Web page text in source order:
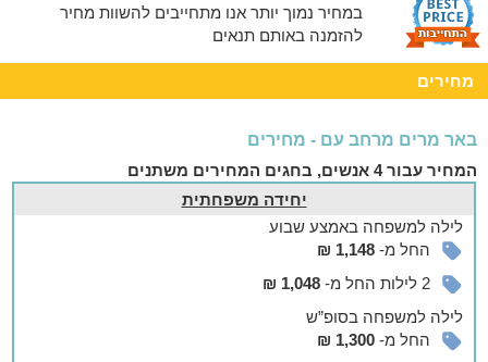
יחידה זוגית מתאימה לזוג+ תינוק:
חדר שינה עם מיטה יהודית שתי שידות, ארון ושולחן
חדר רחצה עם מגבות ותחליבי רחצה
מטבחון: פינת קפה, מיקרוגל, קומקום חשמלי,כלי אוכל פלטה
מחכה לכם מתחם חוץ משותף וקסום! עם שולחן אוכל גדול, ערסלים
זוגיים ומנגל, זה המקום המושלם לרגעים רומנטיים וכיפיים יחד.
עוד במתחם
בואו לגלות חוויה מדברית קסומה! מחכים לכם טיולים מרתקים,
סדנאות מהנות ופינוקים כמו עיסויים וארוחות בוקר. זה המקום
המושלם לזוגות שמחפשים רומנטיקה ושלווה אמיתית.
במחיר נמוך יותר אנו מתחייבים להשוות מחיר
להזמנה באותם תנאים
מחירים
באר מרים מרחב עם - מחירים
המחיר עבור 4 אנשים, בחגים המחירים משתנים
יחידה משפחתית
לילהלמשפחה באמצע שבוע
החל מ-1,148 ₪
2 לילות החל מ-
1,048 ₪
לילהלמשפחה בסופ”ש
החל מ-1,300 ₪